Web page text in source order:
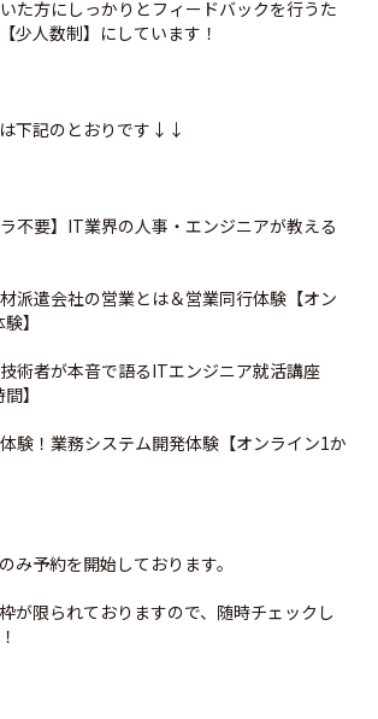
た方にしっかりとフィードバックを行うた
少人数制】にしています！
下記のとおりです↓↓
不要】IT業界の人事・エンジニアが教える
派遣会社の営業とは＆営業同行体験【オン
】
術者が本音で語るITエンジニア就活講座
】
験！業務システム開発体験【オンライン1か
み予約を開始しております。
が限られておりますので、随時チェックし